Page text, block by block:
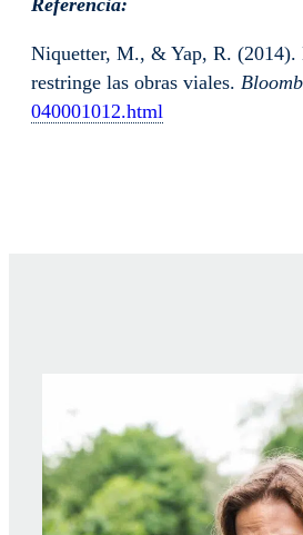
Referencia:
Niquetter, M., & Yap, R. (2014).
restringe las obras viales.
040001012.html